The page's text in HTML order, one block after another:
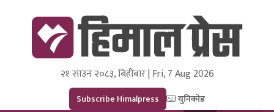
Himal Press
Dot NewsyNepal Media and Research Pvt Ltd.
२१ साउन २०८३, बिहीबार | Fri, 7 Aug 2026
Subscribe Himalpress युनिकोड